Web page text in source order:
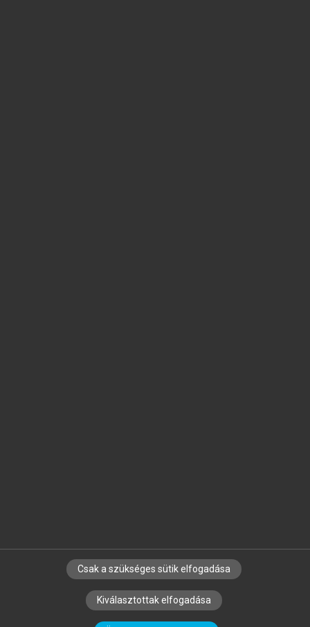
SZERZŐKNEK CÉGEKNEK KÖNYVTÁROSOKNAK
SZERKESZTÉSI ÉS LEKTORÁLÁSI ALAPELVEK
Csak a szükséges sütik elfogadása
Kiválasztottak elfogadása